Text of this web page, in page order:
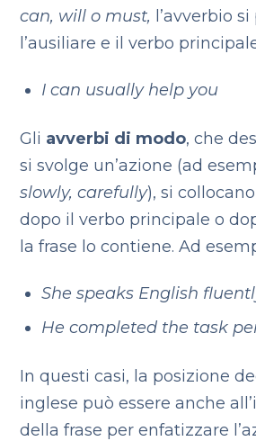
can, will o must, l’avverbio
l’ausiliare e il verbo
I can usually help you
Gli avverbi di modo, che
si svolge un’azione (ad
slowly, carefully), si
dopo il verbo principale o
la frase lo contiene. Ad
She speaks English
He completed the task
In questi casi, la posizione
inglese può essere anche
della frase per enfatizzare